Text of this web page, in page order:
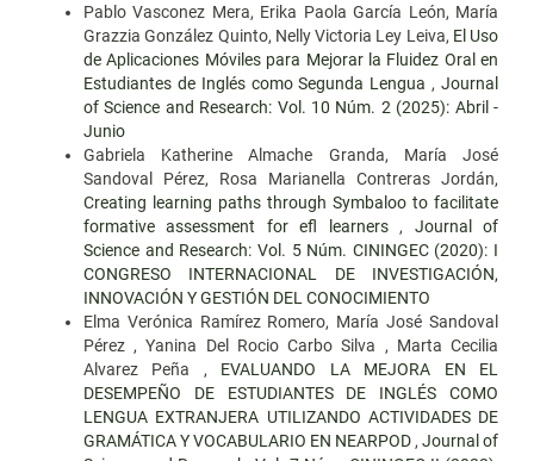
Pablo Vasconez Mera, Erika Paola García León, María
Grazzia González Quinto, Nelly Victoria Ley Leiva, El Uso
de Aplicaciones Móviles para Mejorar la Fluidez Oral en
Estudiantes de Inglés como Segunda Lengua ,Journal
of Science and Research: Vol. 10 Núm. 2 (2025): Abril -
Junio
Gabriela Katherine Almache Granda, María José
Sandoval Pérez, Rosa Marianella Contreras Jordán,
Creating learning paths through Symbaloo to facilitate
formative assessment for efl learners , Journal of
Science and Research: Vol. 5 Núm. CININGEC (2020): I
CONGRESO INTERNACIONAL DE INVESTIGACIÓN,
INNOVACIÓN Y GESTIÓN DEL CONOCIMIENTO
Elma Verónica Ramírez Romero, María José Sandoval
Pérez , Yanina Del Rocio Carbo Silva , Marta Cecilia
Alvarez Peña , EVALUANDO LA MEJORA EN EL
DESEMPEÑO DE ESTUDIANTES DE INGLÉS COMO
LENGUA EXTRANJERA UTILIZANDO ACTIVIDADES DE
GRAMÁTICA Y VOCABULARIO EN NEARPOD , Journal of